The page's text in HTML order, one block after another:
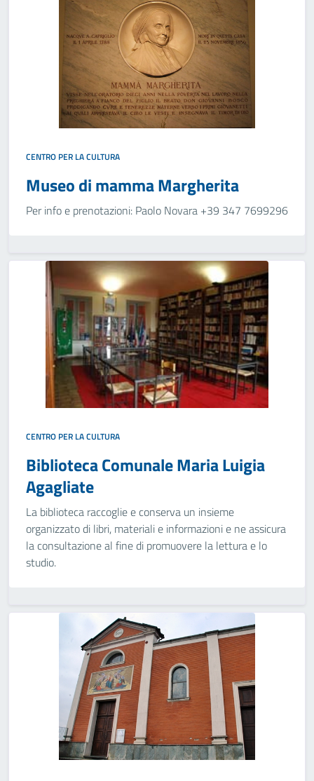
CENTRO PER LA CULTURA
Museo di mamma Margherita
Per info e prenotazioni: Paolo Novara +39 347 7699296
CENTRO PER LA CULTURA
Biblioteca Comunale Maria Luigia
Agagliate
La biblioteca raccoglie e conserva un insieme
organizzato di libri, materiali e informazioni e ne assicura
la consultazione al fine di promuovere la lettura e lo
studio.